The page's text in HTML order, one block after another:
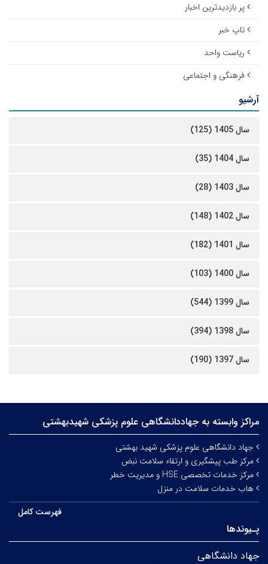
پر بازدیدترین اخبار
تاپ خبر
ریاست واحد
فرهنگی و اجتماعی
آرشیو
سال 1405 (125)
سال 1404 (35)
سال 1403 (28)
سال 1402 (148)
سال 1401 (182)
سال 1400 (103)
سال 1399 (544)
سال 1398 (394)
سال 1397 (190)
مراکز وابسته به جهاددانشگاهی علوم‌ پزشکی شهیدبهشتی
جهاد دانشگاهی علوم پزشکی شهید بهشتی
مرکز طب پیشگیری و ارتقاء سلامت نبض
مرکز خدمات تخصصی HSE و مدیریت خطر
هاب خدمات سلامت در منزل
فهرست کامل
پـیوندها
جهاد دانشگاهی